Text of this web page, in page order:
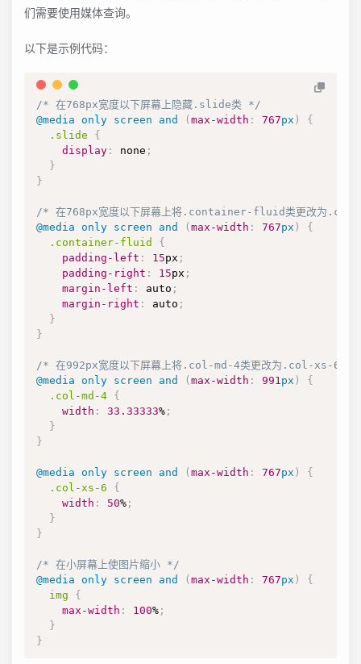
们需要使用媒体查询。
以下是示例代码：
/* 在768px宽度以下屏幕上隐藏.slide类 */
@media
only screen and ( max-width : 767px )
{
.slide
{
display : none ;
}
}
/* 在768px宽度以下屏幕上将.container-fluid类更改为
@media
only screen and ( max-width : 767px )
{
.container-fluid
{
padding-left : 15px ;
padding-right : 15px ;
margin-left : auto ;
margin-right : auto ;
}
}
/* 在992px宽度以下屏幕上将.col-md-4类更改为.col-xs-6类
@media
only screen and ( max-width : 991px )
{
.col-md-4 {
width : 33.33333% ;
}
}
@media only screen and ( max-width : 767px )
{
.col-xs-6
{
width : 50% ;
}
}
/* 在小屏幕上使图片缩小 */
@media
only screen and ( max-width : 767px )
{
img
{
max-width : 100% ;
}
}